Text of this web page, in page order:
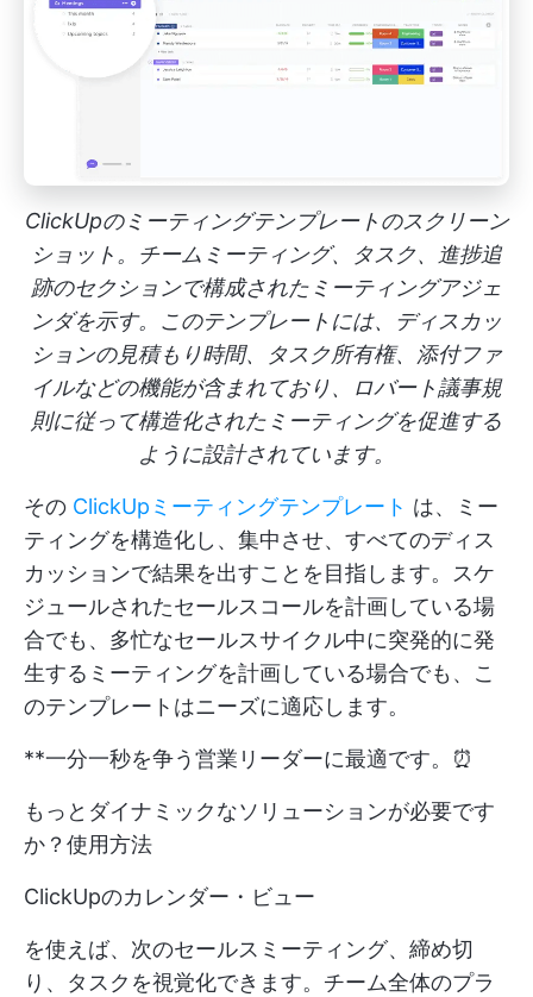
ClickUpのミーティングテンプレートのスクリーン
ショット。チームミーティング、タスク、進捗追
跡のセクションで構成されたミーティングアジェ
ンダを示す。このテンプレートには、ディスカッ
ションの見積もり時間、タスク所有権、添付ファ
イルなどの機能が含まれており、ロバート議事規
則に従って構造化されたミーティングを促進する
ように設計されています。
その ClickUpミーティングテンプレート は、ミー
ティングを構造化し、集中させ、すべてのディス
カッションで結果を出すことを目指します。スケ
ジュールされたセールスコールを計画している場
合でも、多忙なセールスサイクル中に突発的に発
生するミーティングを計画している場合でも、こ
のテンプレートはニーズに適応します。
**一分一秒を争う営業リーダーに最適です。⏰
もっとダイナミックなソリューションが必要です
か？使用方法
ClickUpのカレンダー・ビュー
を使えば、次のセールスミーティング、締め切
り、タスクを視覚化できます。チーム全体のプラ